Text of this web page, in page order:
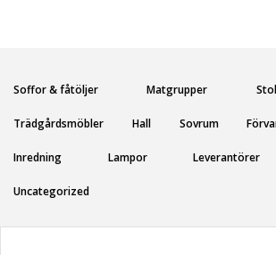
Soffor & fåtöljer Matgrupper
Trädgårdsmöbler Hall Sovrum
Inredning Lampor Leverantörer
Uncategorized